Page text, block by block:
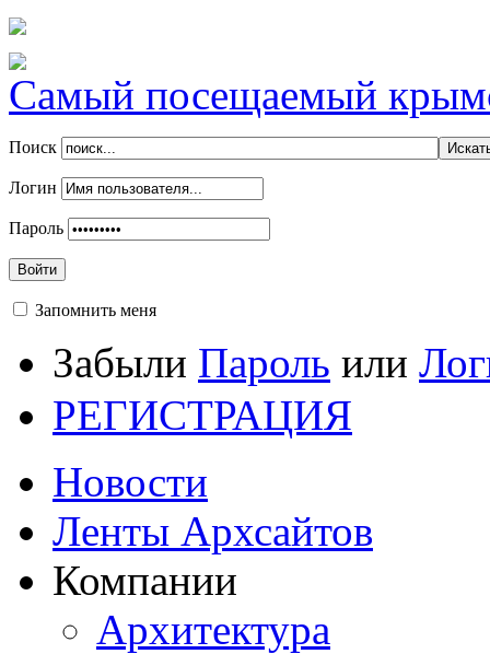
Самый посещаемый
Поиск
Логин
Пароль
Войти
Запомнить меня
Забыли Пароль или
РЕГИСТРАЦИЯ
Новости
Ленты Архсайтов
Компании
Архитектура